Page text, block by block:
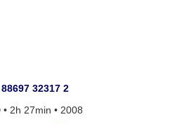
88697 32317 2
• 2h 27min • 2008